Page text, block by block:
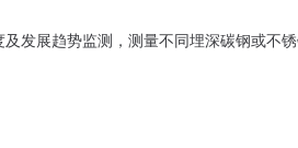
发展趋势监测，测量不同埋深碳钢或不锈